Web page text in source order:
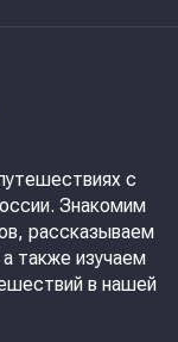
с
Знакомим
рассказываем
также изучаем
в нашей